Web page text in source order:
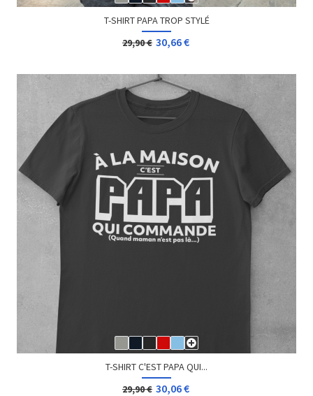
T-SHIRT PAPA TROP STYLÉ
29,90 € 30,66 €
T-SHIRT C'EST PAPA QUI...
29,90 € 30,06 €